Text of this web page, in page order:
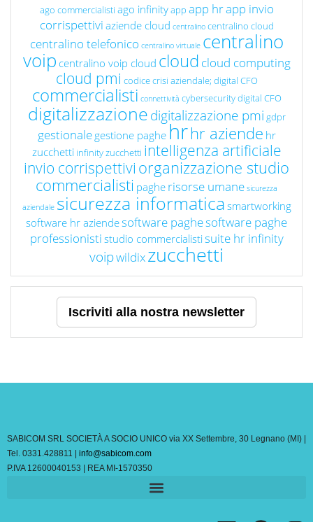
ago commercialisti ago infinityapp app hrapp invio
corrispettivi aziende cloud centralino centralino cloud
centralino telefonico centralino virtuale centralino
voip centralino voip cloud cloud cloud computing
cloud pmi codice crisi aziendale; digital CFO
commercialisti connettività cybersecuritydigital CFO
digitalizzazionedigitalizzazione pmi gdpr
gestionale gestione paghe hrhr aziende hr
zucchetti infinity zucchetti intelligenza artificiale
invio corrispettivi organizzazione studio
commercialisti paghe risorse umane sicurezza
aziendale sicurezza informatica smartworking
software hr aziendesoftware paghesoftware paghe
professionisti studio commercialisti suite hr infinity
voipwildixzucchetti
Iscriviti alla nostra newsletter
SABICOM SRL SOCIETÀ A SOCIO UNICO via XX Settembre, 30 Legnano (MI) |
Tel. 0331.428811 | info@sabicom.com
P.IVA 12600040153 | REA MI-1570350